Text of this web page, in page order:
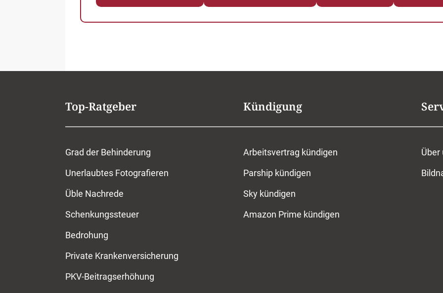
Top-Ratgeber
Grad der Behinderung
Unerlaubtes Fotografieren
Üble Nachrede
Schenkungssteuer
Bedrohung
Private Krankenversicherung
PKV-Beitragserhöhung
Kündigung
Arbeitsvertrag kündigen
Parship kündigen
Sky kündigen
Amazon Prime kündigen
Über